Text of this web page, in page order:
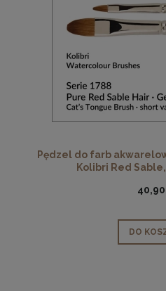
Pędzel do farb
Kolibri Red
40,90
DO